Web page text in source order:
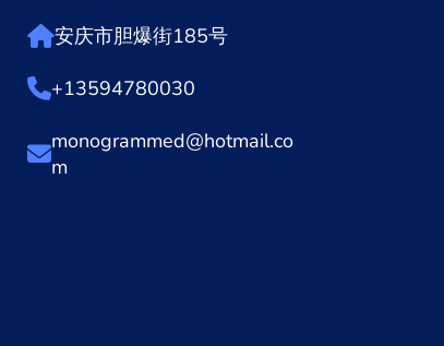
安庆市胆爆街185号
+13594780030
monogrammed@hotmail.co
m